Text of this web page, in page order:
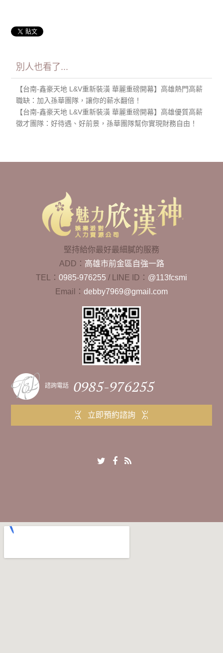
別人也看了...
【台南-鑫豪天地 L&V重新裝潢 華麗重磅開幕】高雄熱門高薪
職缺：加入孫華團隊，讓你的薪水翻倍！
【台南-鑫豪天地 L&V重新裝潢 華麗重磅開幕】高雄優質高薪
徵才團隊：好待遇、好前景，孫華團隊幫你實現財務自由！
堅持給你最好最細膩的服務
ADD： 高雄市前金區自強一路
TEL： 0985-976255 / LINE ID： @113fcsmi
Email： debby7969@gmail.com
諮詢電話 0985-976255
立即預約諮詢